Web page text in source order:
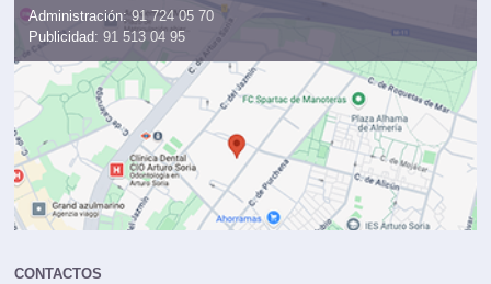
Administración: 91 724 05 70
Publicidad: 91 513 04 95
CONTACTOS